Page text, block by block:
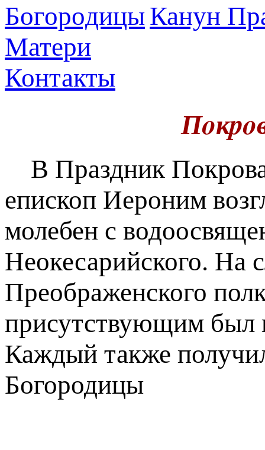
Канун
Матери
Контакты
В Праздник
епископ Иероним
молебен с
Неокесарийского. На
Преображенского
присутствующим был
Каждый также
Богородицы